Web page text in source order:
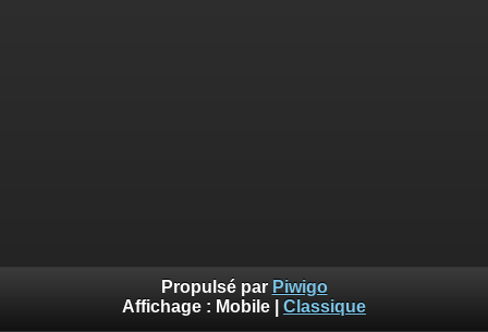
Propulsé par Piwigo
Affichage : Mobile Classique